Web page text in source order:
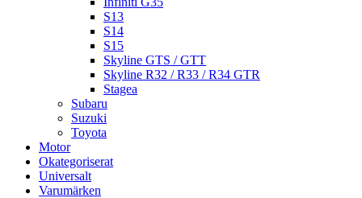
S13
S14
S15
Skyline GTS / GTT
Skyline R32 / R33 / R34 GTR
Stagea
Subaru
Suzuki
Toyota
Motor
Okategoriserat
Universalt
Varumärken